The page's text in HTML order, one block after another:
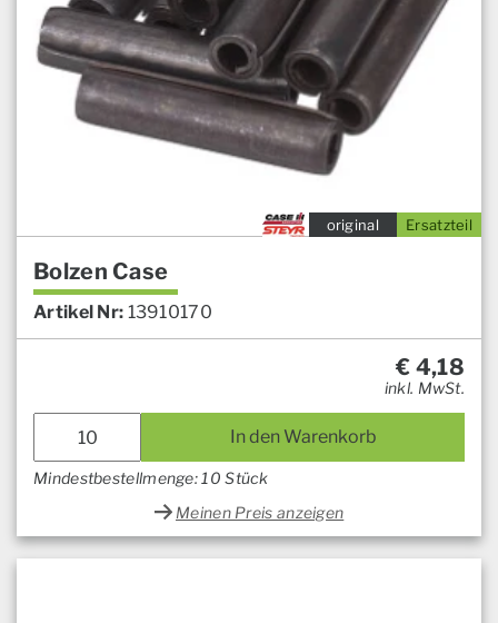
Ersatzteil
original
Bolzen Case
Artikel Nr: 13910170
€ 4,18
inkl. MwSt.
In den Warenkorb
Mindestbestellmenge: 10 Stück
Meinen Preis anzeigen